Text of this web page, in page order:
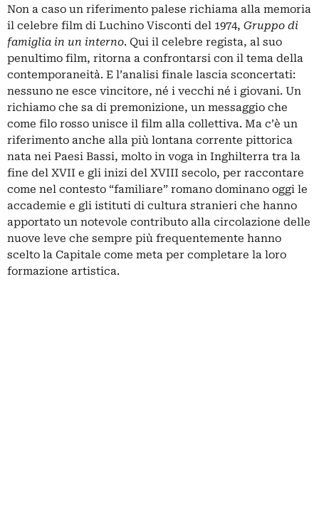
Non a caso un riferimento palese richiama alla memoria
il celebre film di Luchino Visconti del 1974, Gruppo di
famiglia in un interno. Qui il celebre regista, al suo
penultimo film, ritorna a confrontarsi con il tema della
contemporaneità. E l’analisi finale lascia sconcertati:
nessuno ne esce vincitore, né i vecchi né i giovani. Un
richiamo che sa di premonizione, un messaggio che
come filo rosso unisce il film alla collettiva. Ma c’è un
riferimento anche alla più lontana corrente pittorica
nata nei Paesi Bassi, molto in voga in Inghilterra tra la
fine del XVII e gli inizi del XVIII secolo, per raccontare
come nel contesto “familiare” romano dominano oggi le
accademie e gli istituti di cultura stranieri che hanno
apportato un notevole contributo alla circolazione delle
nuove leve che sempre più frequentemente hanno
scelto la Capitale come meta per completare la loro
formazione artistica.